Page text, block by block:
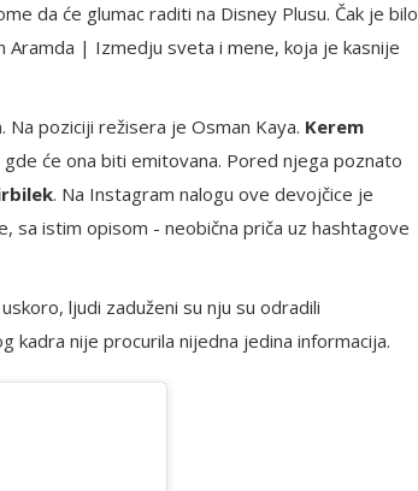
da će glumac raditi na Disney Plusu. Čak je bilo
Aramda | Izmedju sveta i mene, koja je kasnije
poziciji režisera je Osman Kaya. Kerem
će ona biti emitovana. Pored njega poznato
. Na Instagram nalogu ove devojčice je
sa istim opisom - neobična priča uz hashtagove
ljudi zaduženi su nju su odradili
kadra nije procurila nijedna jedina informacija.